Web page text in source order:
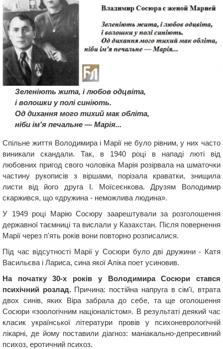
Зеленіють жита, і любов одцвіта,
і волошки у полі синіють.
Од дихання мого тихий мак обліта,
ніби ім'я печальне — Марія...
Спільне життя Володимира і Марії не було рівним, у них часто
виникали скандали. Так, в 1940 році в нападі люті від
любовних пригод свого чоловіка Марія розірвала на шматочки
частину рукописів з віршами, порізала краватки, знищила
листи від його друга І. Моїсеєнкова. Друзям Володимир
скаржився, що «дружина - неможлива людина».
У 1949 році Марію Сосюру заарештували за розголошення
державної таємниці та вислали у Казахстан. Після повернення
Марії через п'ять років вони повторно розписалися.
Під час відсутності Марії у Сосюри було дві дружини - Катя
Васильєва і Лариса, сина якої Аліка поет усиновив.
На початку 30-х років у Володимира Сосюри стався
психічний розлад.Причина: постійна напруга в сім'ї, втрата
двох синів, яких Віра забрала до себе, та ще оголошення
Сосюри «зоологічним націоналістом». В результаті деякий час
класик української літератури провів у психоневрологічній
лікарні, де йому поставили діагноз: маніакально-депресивний
психоз, еротичний психоз.